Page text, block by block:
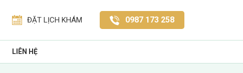
ĐẶT LỊCH KHÁM 0987 173 258
LIÊN HỆ